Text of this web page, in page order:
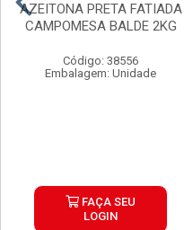
AZEITONA PRETA FATIADA
CAMPOMESA BALDE 2KG
Código: 38556
Embalagem: Unidade
FAÇA SEU
LOGIN